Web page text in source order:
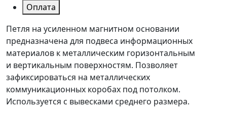
Оплата
Петля на усиленном магнитном основании
предназначена для подвеса информационных
материалов к металлическим горизонтальным
и вертикальным поверхностям. Позволяет
зафиксироваться на металлических
коммуникационных коробах под потолком.
Используется с вывесками среднего размера.